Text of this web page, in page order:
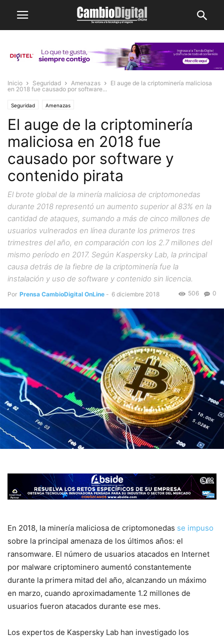
Inicio Seguridad Amenazas
El auge de la criptominería maliciosa
en 2018 fue causado por software...
Seguridad Amenazas
El auge de la criptominería
maliciosa en 2018 fue
causado por software y
contenido pirata
El brote global de la minería maliciosa de criptomonedas
durante 2018 representó un aumento superior al 83% en la
cantidad de ataques, sumando a más de cinco millones de
usuarios vulnerados en línea durante los primeros tres
trimestres del año, en comparación con los 2.7 millones del
mismo período en 2017. Según Kaspersky Lab, la principal
causa detrás de la fiebre de la criptominería fue la
instalación y uso de software y contenido sin licencia.
Por Prensa CambioDigital OnLine - 6 diciembre 2018 0
506
En 2018, la minería maliciosa de criptomonedas se impuso
sobre la principal amenaza de los últimos años: el
ransomware. El número de usuarios atacados en Internet
por malware criptominero aumentó constantemente
durante la primera mitad del año, alcanzando un máximo
en marzo, cuando aproximadamente 1.2 millones de
usuarios fueron atacados durante ese mes.
Los expertos de Kaspersky Lab han investigado los